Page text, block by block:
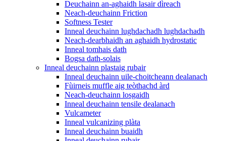
Deuchainn an-aghaidh lasair dìreach
Neach-deuchainn Friction
Softness Tester
Inneal deuchainn lughdachadh lughdachadh
Neach-dearbhaidh an aghaidh hydrostatic
Inneal tomhais dath
Bogsa dath-solais
Inneal deuchainn plastaig rubair
Inneal deuchainn uile-choitcheann dealanach
Fùirneis muffle aig teòthachd àrd
Neach-deuchainn losgaidh
Inneal deuchainn tensile dealanach
Vulcameter
Inneal vulcanizing plàta
Inneal deuchainn buaidh